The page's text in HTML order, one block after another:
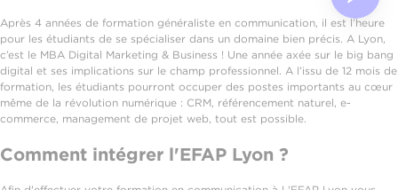
Après 4 années de formation généraliste en communication, il est l’heure
pour les étudiants de se spécialiser dans un domaine bien précis. A Lyon,
c’est le MBA Digital Marketing & Business ! Une année axée sur le big bang
digital et ses implications sur le champ professionnel. A l’issu de 12 mois de
formation, les étudiants pourront occuper des postes importants au cœur
même de la révolution numérique : CRM, référencement naturel, e-
commerce, management de projet web, tout est possible.
Comment intégrer l'EFAP Lyon ?